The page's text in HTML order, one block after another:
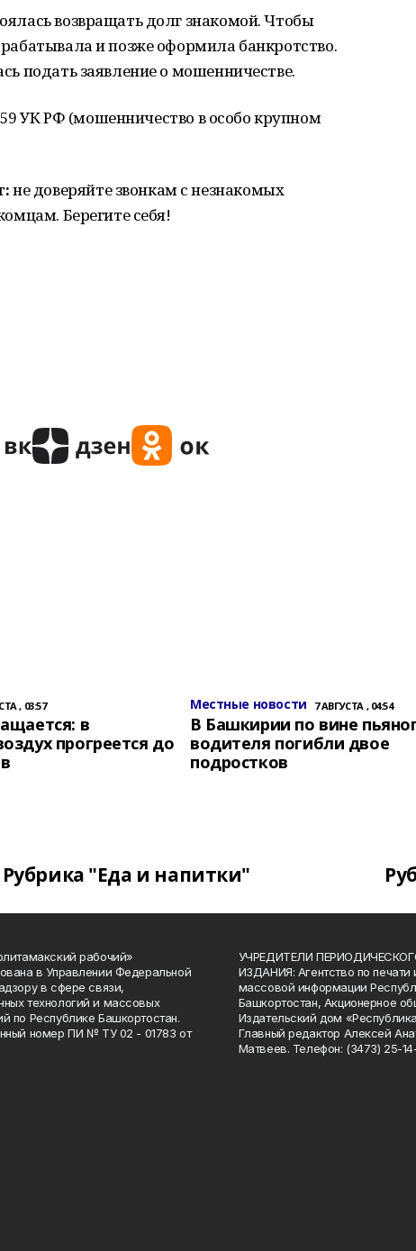
возвращать долг знакомой. Чтобы
и позже оформила банкротство.
подать заявление о мошенничестве.
УК РФ (мошенничество в особо крупном
не доверяйте звонкам с незнакомых
Берегите себя!
, 03:57
в
прогреется до
Местные новости 7 АВГУСТА , 04:54
В Башкирии по вине
водителя погибли двое
подростков
Рубрика "Еда и напитки"
рабочий»
в Управлении Федеральной
в сфере связи,
технологий и массовых
по Республике Башкортостан.
номер ПИ № ТУ 02 - 01783 от
УЧРЕДИТЕЛИ
ИЗДАНИЯ: Агентство по печати
массовой информации
Башкортостан, Акционерное
Издательский дом
Главный редактор Алексей
Матвеев. Телефон: (3473) 25-